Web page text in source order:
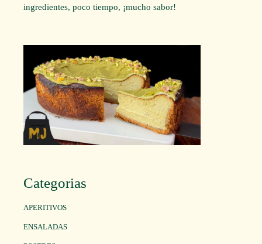
ingredientes, poco tiempo, ¡mucho sabor!
Categorias
APERITIVOS
ENSALADAS